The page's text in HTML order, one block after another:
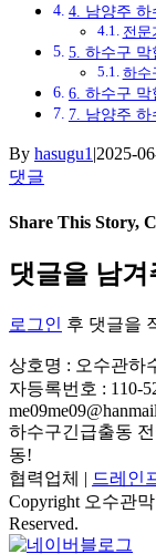
4. 남양주
전문
5. 하수구 막
하수
6. 하수구 막
7. 남양주
By hasugu1 |2025-
댓글
Share This Story,
Facebook
X
Reddit
LinkedIn
Tumblr
Pinterest
Vk
이
메
댓글을 남겨
로그인 후 댓글을
상호명 : 오수관하
자등록번호 : 110-
하수구긴급출동
동!
협력업체 | 드레인
Copyright 오수관
Reserved.
네